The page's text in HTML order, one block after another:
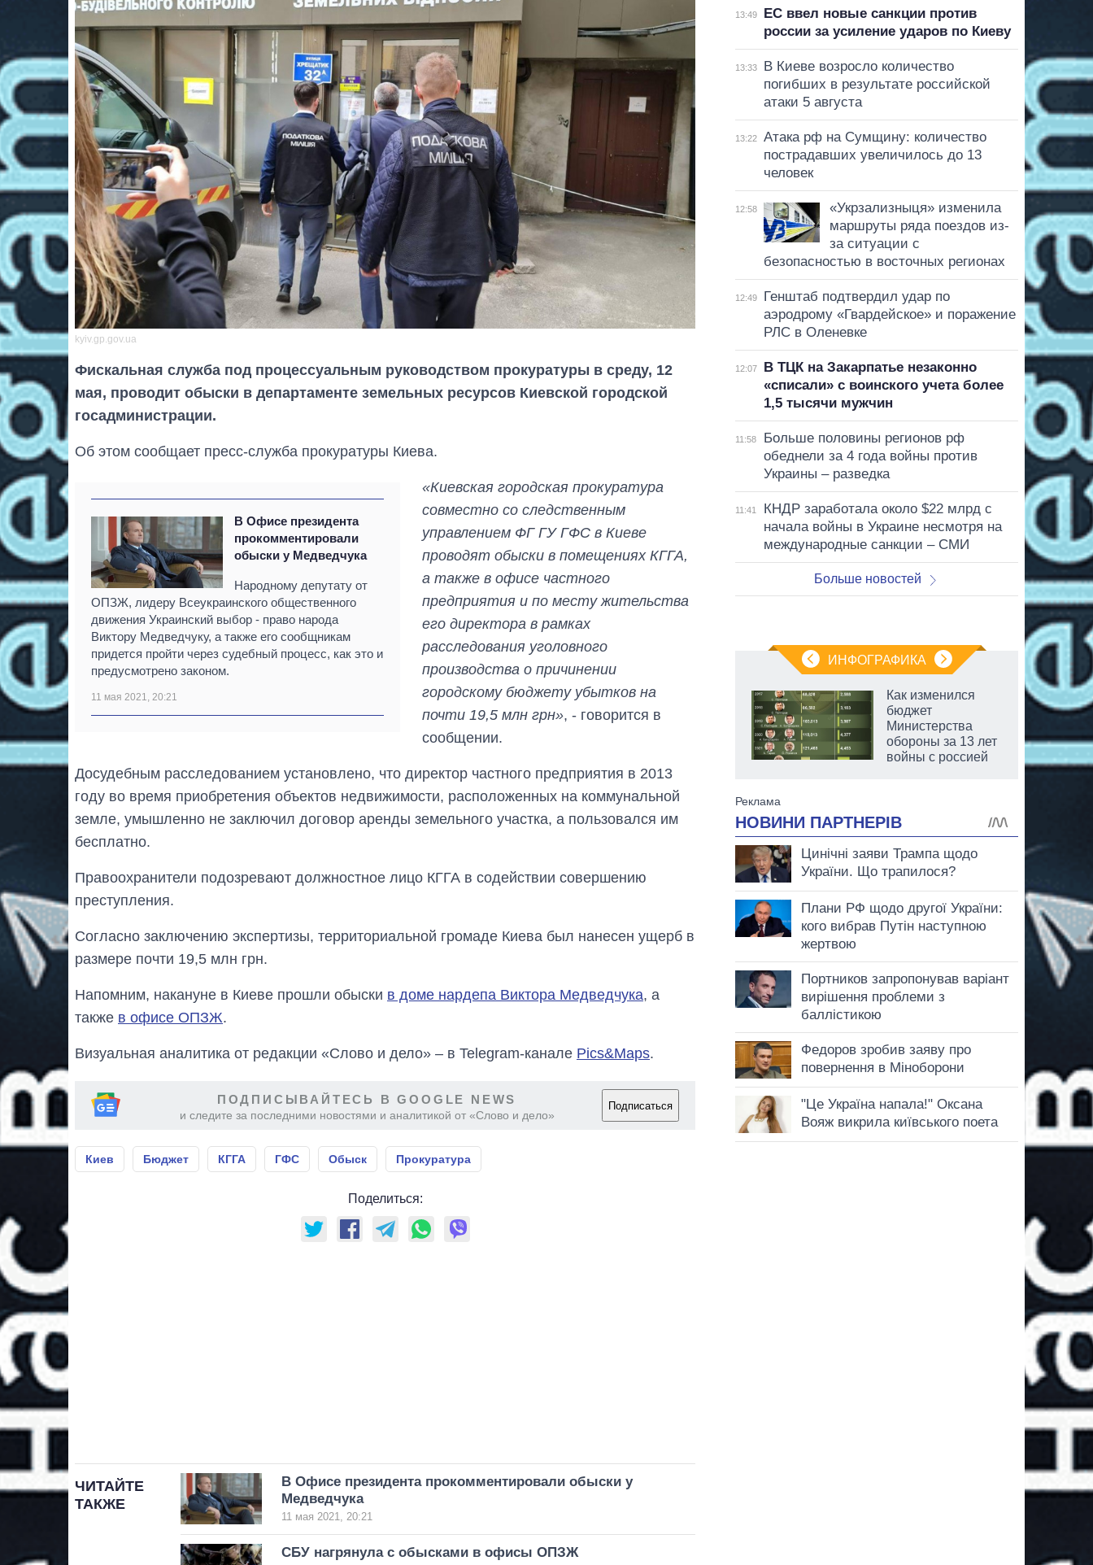
kyiv.gp.gov.ua
Фискальная служба под процессуальным руководством прокуратуры в среду, 12
мая, проводит обыски в департаменте земельных ресурсов Киевской городской
госадминистрации.
Об этом сообщает пресс-служба прокуратуры Киева.
В Офисе президента
прокомментировали
обыски у Медведчука
Народному депутату от
ОПЗЖ, лидеру Всеукраинского общественного
движения Украинский выбор - право народа
Виктору Медведчуку, а также его сообщникам
придется пройти через судебный процесс, как это и
предусмотрено законом.
11 мая 2021, 20:21
«Киевская городская прокуратура
совместно со следственным
управлением ФГ ГУ ГФС в Киеве
проводят обыски в помещениях КГГА,
а также в офисе частного
предприятия и по месту жительства
его директора в рамках
расследования уголовного
производства о причинении
городскому бюджету убытков на
почти 19,5 млн грн», - говорится в
сообщении.
Досудебным расследованием установлено, что директор частного предприятия в 2013
году во время приобретения объектов недвижимости, расположенных на коммунальной
земле, умышленно не заключил договор аренды земельного участка, а пользовался им
бесплатно.
Правоохранители подозревают должностное лицо КГГА в содействии совершению
преступления.
Согласно заключению экспертизы, территориальной громаде Киева был нанесен ущерб в
размере почти 19,5 млн грн.
Напомним, накануне в Киеве прошли обыски в доме нардепа Виктора Медведчука, а
также в офисе ОПЗЖ.
Визуальная аналитика от редакции «Слово и дело» – в Telegram-канале Pics&Maps.
ПОДПИСЫВАЙТЕСЬ В GOOGLE NEWS
и следите за последними новостями и аналитикой от «Слово и дело»
Подписаться
Киев Бюджет КГГА ГФС Обыск Прокуратура
Поделиться:
ЧИТАЙТЕ
ТАКЖЕ
В Офисе президента прокомментировали обыски у
Медведчука
11 мая 2021, 20:21
СБУ нагрянула с обысками в офисы ОПЗЖ
13:49
ЕС ввел новые санкции против
россии за усиление ударов по Киеву
13:33
В Киеве возросло количество
погибших в результате российской
атаки 5 августа
13:22
Атака рф на Сумщину: количество
пострадавших увеличилось до 13
человек
12:58
«Укрзализныця» изменила
маршруты ряда поездов из-
за ситуации с
безопасностью в восточных регионах
12:49
Генштаб подтвердил удар по
аэродрому «Гвардейское» и поражение
РЛС в Оленевке
12:07
В ТЦК на Закарпатье незаконно
«списали» с воинского учета более
1,5 тысячи мужчин
11:58
Больше половины регионов рф
обеднели за 4 года войны против
Украины – разведка
11:41
КНДР заработала около $22 млрд с
начала войны в Украине несмотря на
международные санкции – СМИ
Больше новостей
ИНФОГРАФИКА
Как за 10 лет
изменилось
количество
магистратуру и
Как изменился
бюджет
Министерства
обороны за 13 лет
войны с россией